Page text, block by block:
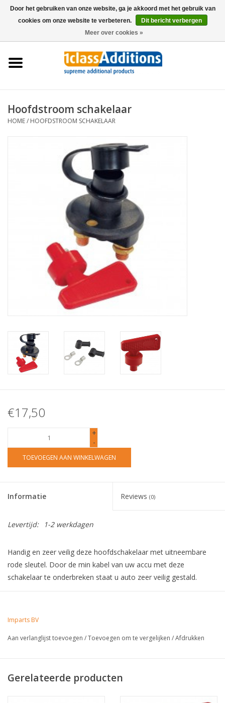
0 Artikelen - €0,00
Stalling
Hoofdstroom schakelaar
HOME/ HOOFDSTROOM SCHAKELAAR
€17,50
+
-
TOEVOEGEN AAN WINKELWAGEN
Informatie Reviews (0)
Levertijd: 1-2 werkdagen
Handig en zeer veilig deze hoofdschakelaar met uitneembare
rode sleutel. Door de min kabel van uw accu met deze
schakelaar te onderbreken staat u auto zeer veilig gestald.
Imparts BV
Aan verlanglijst toevoegen /Toevoegen om te vergelijken /Afdrukken
Gerelateerde producten
Door het gebruiken van onze website, ga je akkoord met het gebruik van
cookies om onze website te verbeteren.
Dit bericht verbergen
Meer over cookies »